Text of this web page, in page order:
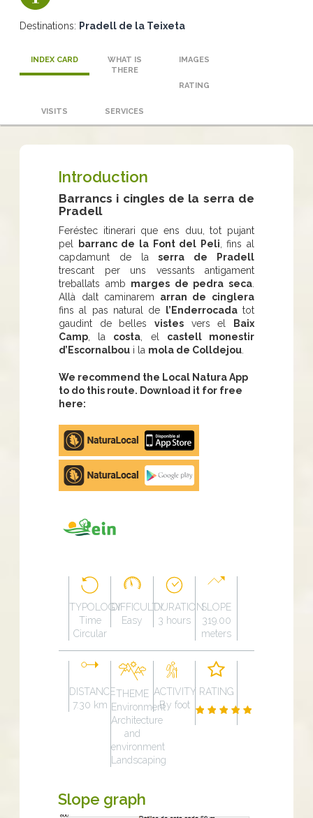
Destinations: Pradell de la Teixeta
INDEX CARD
WHAT IS
THERE
IMAGES
RATING
VISITS SERVICES
Introduction
Barrancs i cingles de la serra de
Pradell
Feréstec itinerari que ens duu, tot pujant
pel
barranc de la Font del Peli , fins al
capdamunt de laserra de Pradell
trescant per uns vessants antigament
treballats amb marges de pedra seca
Allà dalt caminarem arran de cinglera
fins al pas natural de
l’Enderrocadatot
gaudint de belles vistes vers el
Baix
Camp , la costa , el castell monestir
d’Escornalbou i la mola de Colldejou
We recommend the Local Natura App
to do this route. Download it for free
here:
Apple
store
Google
Play
TYPOLOGY
Time
Circular
DIFFICULTY
Easy
DURATION
3 hours
SLOPE
319.00
meters
DISTANCE
7.30 km
THEME
Environment
Architecture
and
environment
Landscaping
ACTIVITY
By foot
RATING
Slope graph